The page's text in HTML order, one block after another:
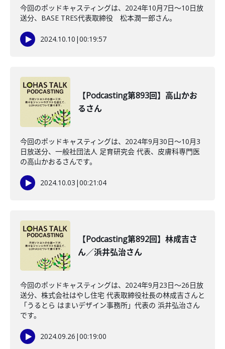
今回のポッドキャスティングは、2024年10月7日〜10日放
送分、BASE TRES代表取締役 松本潤一郎さん。
2024.10.10 |00:19:57
【Podcasting第893回】高山かお
るさん
今回のポッドキャスティングは、2024年9月30日〜10月3
日放送分、一般社団法人 足育研究会 代表、皮膚科専門医
の高山かおるさんです。
2024.10.03 |00:21:04
【Podcasting第892回】林成吉さ
ん／浜井弘治さん
今回のポッドキャスティングは、2024年9月23日〜26日放
送分、株式会社はやし住宅 代表取締役社長の林成吉さんと
「うるとら はまいデザイン事務所」代表の 浜井弘治さん
です。
2024.09.26 |00:19:00